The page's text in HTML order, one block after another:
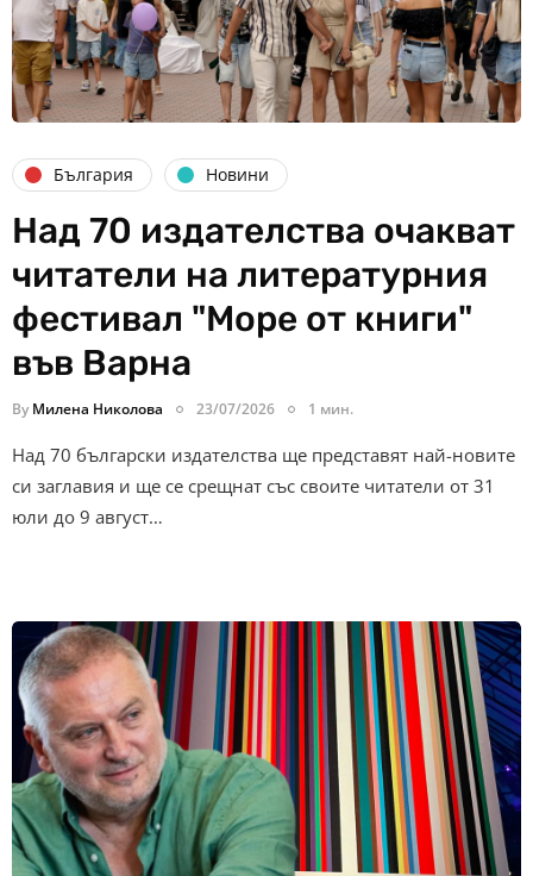
България Новини
Над 70 издателства очакват
читатели на литературния
фестивал "Море от книги"
във Варна
By Милена Николова 23/07/2026 1 мин.
Над 70 български издателства ще представят най-новите
си заглавия и ще се срещнат със своите читатели от 31
юли до 9 август…